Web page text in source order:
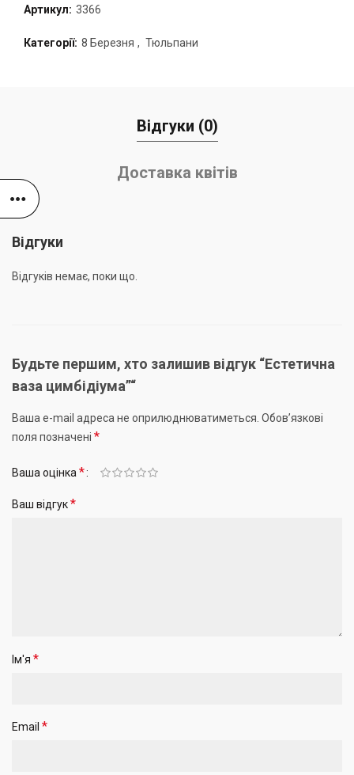
Артикул: 3366
Категорії: 8 Березня , Тюльпани
Відгуки (0)
Доставка квітів
Відгуки
Відгуків немає, поки що.
Будьте першим, хто залишив відгук “Естетична
ваза цимбідіума”“
Ваша e-mail адреса не оприлюднюватиметься. Обов’язкові
поля позначені *
Ваша оцінка*
Ваш відгук*
Ім'я *
Email *